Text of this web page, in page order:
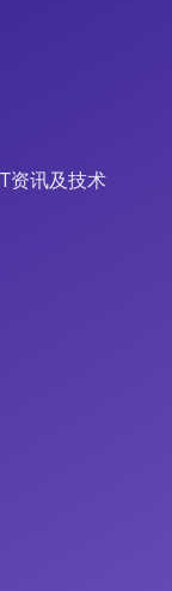
资讯及技术